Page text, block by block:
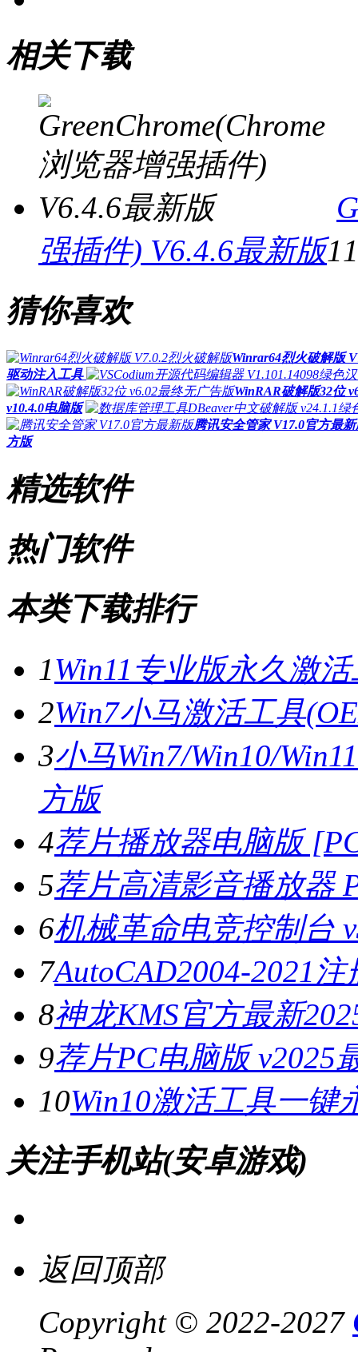
相关下载
强插件) V6.4.6最新版
猜你喜欢
Winrar64烈火破解版
驱动注入工具
WinRAR破解版32位
v10.4.0电脑版
腾讯安全管家 V17.0官方最
方版
精选软件
热门软件
本类下载排行
1Win11专业版永久激
2Win7小马激活工具
3小马Win7/Win10/
方版
4荐片播放器电脑版
5荐片高清影音播放器
6机械革命电竞控制台
7AutoCAD2004-2021
8神龙KMS官方最新
9荐片PC电脑版 v2025
10Win10激活工具一键
关注手机站(安卓游戏)
返回顶部
Copyright © 2022-2027